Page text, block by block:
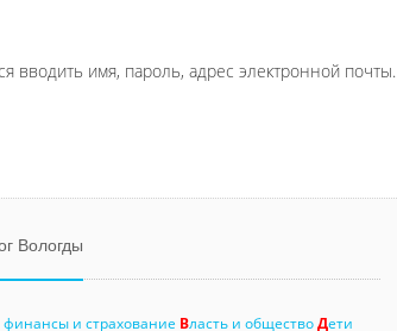
вводить имя, пароль, адрес электронной почты.
Вологды
финансы и страхование Власть и обществоДети